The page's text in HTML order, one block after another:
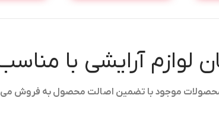
لوازم آرایشی با
محصولات موجود با تضمین اصالت محصول به